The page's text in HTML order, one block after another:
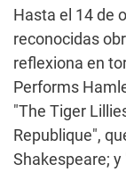
Hasta el 14 de
reconocidas
reflexiona en
Performs
"The Tiger
Republique",
Shakespeare; y